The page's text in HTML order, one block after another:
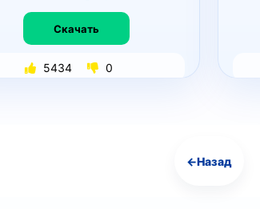
Скачать
5434 0
Навигация
←Назад